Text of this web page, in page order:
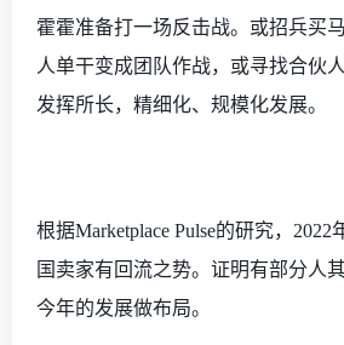
霍霍准备打一场反击战。或招兵买
人单干变成团队作战，或寻找合伙
发挥所长，精细化、规模化发展。
根据Marketplace Pulse的研究，
国卖家有回流之势。证明有部分人
今年的发展做布局。